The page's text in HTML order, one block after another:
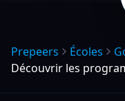
Prepeers Écoles
Découvrir les